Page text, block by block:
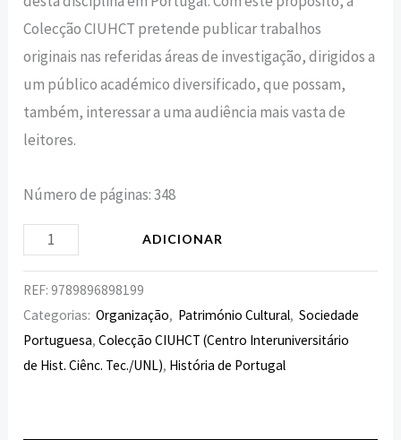
Colecção CIUHCT pretende publicar trabalhos
originais nas referidas áreas de investigação, dirigidos a
um público académico diversificado, que possam,
também, interessar a uma audiência mais vasta de
leitores.
Número de páginas: 348
ADICIONAR
REF:9789896898199
Categorias: Organização, Património Cultural, Sociedade
Portuguesa,Colecção CIUHCT (Centro Interuniversitário
de Hist. Ciênc. Tec./UNL), História de Portugal